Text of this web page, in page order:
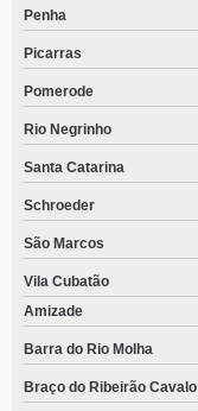
Penha
Picarras
Pomerode
Rio Negrinho
Santa Catarina
Schroeder
São Marcos
Vila Cubatão
Amizade
Barra do Rio Molha
Braço do Ribeirão Cavalo